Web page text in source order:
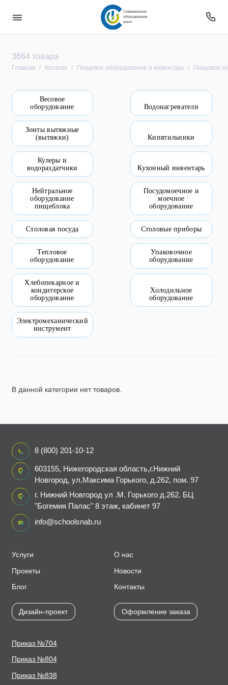
Современное
оборудование
школ
3664 товара
Главная Каталог Пищевое оборудование и инвентарь Пищевое
Безопасность
Интерактивное оборудование
Компьютерное и цифровое оборудование
Мебель
Оборудование
Оборудование для овз
Оборудование уличное и для прилегающей
территории
Пищевое оборудование и инвентарь
Робототехника
Спортивное оборудование и инвентарь
Фото, видео и аксессуары
Цифровые лаборатории
Весовое
оборудование
Водонагреватели
Зонты вытяжные
(вытяжки)
Кипятильники
Кулеры и
водораздатчики
Кухонный инвентарь
Нейтральное
оборудование
пищеблока
Посудомоечное и
моечное
оборудование
Столовая посуда Столовые приборы
Тепловое
оборудование
Упаковочное
оборудование
Хлебопекарное и
кондитерское
оборудование
Холодильное
оборудование
Электромеханический
инструмент
В данной категории нет товаров.
Услуги
Проекты
Блог
Дизайн-проект
О нас
Новости
Контакты
Оформление заказа
Приказ №704
Приказ №804
Приказ №838
8 (800) 201-10-12
603155, Нижегородская область,г.Нижний
Новгород, ул.Максима Горького, д.262, пом. 97
г. Нижний Новгород ул .М. Горького д.262. БЦ
"Богемия Палас" 8 этаж, кабинет 97
info@schoolsnab.ru